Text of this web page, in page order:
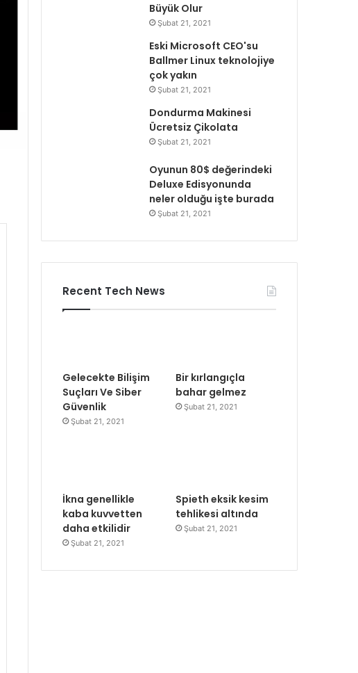
Büyük Olur
Şubat 21, 2021
Eski Microsoft CEO'su
Ballmer Linux teknolojiye
çok yakın
Şubat 21, 2021
Dondurma Makinesi
Ücretsiz Çikolata
Şubat 21, 2021
Oyunun 80$ değerindeki
Deluxe Edisyonunda
neler olduğu işte burada
Şubat 21, 2021
Recent Tech News
Gelecekte Bilişim
Suçları Ve Siber
Güvenlik
Şubat 21, 2021
Bir kırlangıçla
bahar gelmez
Şubat 21, 2021
İkna genellikle
kaba kuvvetten
daha etkilidir
Şubat 21, 2021
Spieth eksik kesim
tehlikesi altında
Şubat 21, 2021